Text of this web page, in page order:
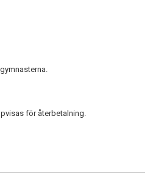
för återbetalning.